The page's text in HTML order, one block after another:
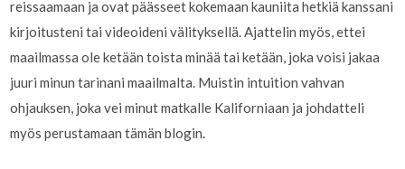
reissaamaan ja ovat päässeet kokemaan kauniita hetkiä kanssani
kirjoitusteni tai videoideni välityksellä. Ajattelin myös, ettei
maailmassa ole ketään toista minää tai ketään, joka voisi jakaa
juuri minun tarinani maailmalta. Muistin intuition vahvan
ohjauksen, joka vei minut matkalle Kaliforniaan ja johdatteli
myös perustamaan tämän blogin.